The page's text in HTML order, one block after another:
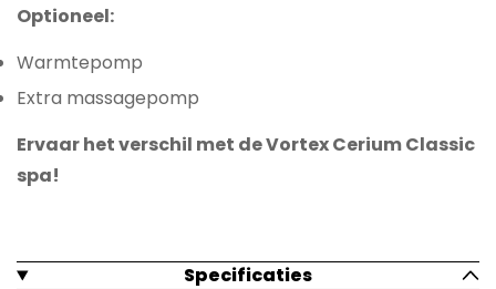
Optioneel:
Warmtepomp
Extra massagepomp
Ervaar het verschil met de Vortex Cerium Classic
spa!
Specificaties